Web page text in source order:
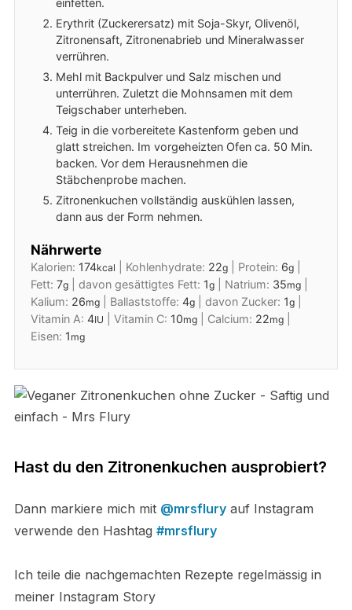
einfetten.
Erythrit (Zuckerersatz) mit Soja-Skyr, Olivenöl,
Zitronensaft, Zitronenabrieb und Mineralwasser
verrühren.
Mehl mit Backpulver und Salz mischen und
unterrühren. Zuletzt die Mohnsamen mit dem
Teigschaber unterheben.
Teig in die vorbereitete Kastenform geben und
glatt streichen. Im vorgeheizten Ofen ca. 50 Min.
backen. Vor dem Herausnehmen die
Stäbchenprobe machen.
Zitronenkuchen vollständig auskühlen lassen,
dann aus der Form nehmen.
Nährwerte
Kalorien: 174kcal Kohlenhydrate: 22g| Protein: 6g|
Fett: 7g| davon gesättigtes Fett: 1g| Natrium: 35mg|
Kalium: 26mg| Ballaststoffe: 4g| davon Zucker: 1g|
Vitamin A: 4IU Vitamin C: 10mg| Calcium: 22mg|
Eisen: 1 mg
Hast du den Zitronenkuchen ausprobiert?
Dann markiere mich mit @mrsfluryauf Instagram
verwende den Hashtag #mrsflury
Ich teile die nachgemachten Rezepte regelmässig in
meiner Instagram Story